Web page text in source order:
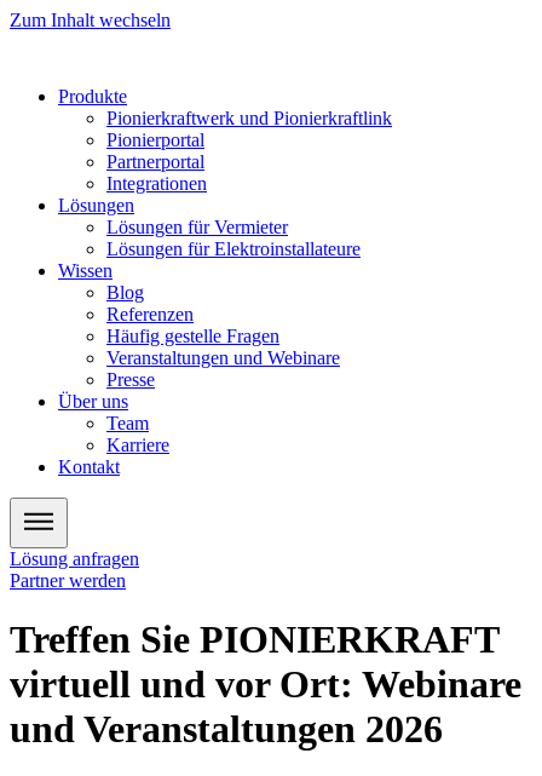
Zum Inhalt wechseln
Produkte
Pionierkraftwerk und Pionierkraftlink
Pionierportal
Partnerportal
Integrationen
Lösungen
Lösungen für Vermieter
Lösungen für Elektroinstallateure
Wissen
Blog
Referenzen
Häufig gestelle Fragen
Veranstaltungen und Webinare
Presse
Über uns
Team
Karriere
Kontakt
Lösung anfragen
Partner werden
Treffen Sie PIONIE­RKRAFT
virtuell und vor Ort: Webinare
und Veran­staltungen 2026